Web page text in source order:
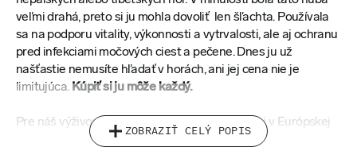
veľmi drahá, preto si ju mohla dovoliť len šľachta. Používala
sa na podporu vitality, výkonnosti a vytrvalosti, ale aj ochranu
pred infekciami močových ciest a pečene. Dnes ju už
našťastie nemusíte hľadať v horách, ani jej cena nie je
limitujúca. Kúpiť si ju môže každý.
Pre náš výživový doplnok, vyvíjaný s odborníkmi v Európskej
únii, sme vybrali
vysokokvalitný štandardizovaný extrakt so
ZOBRAZIŤ CELÝ POPIS